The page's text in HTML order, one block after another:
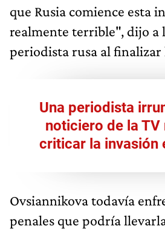
que Rusia comience esta
realmente terrible", dijo a
periodista rusa al finalizar
Una periodista
noticiero de la TV
criticar la invasión
Ovsiannikova todavía
penales que podría